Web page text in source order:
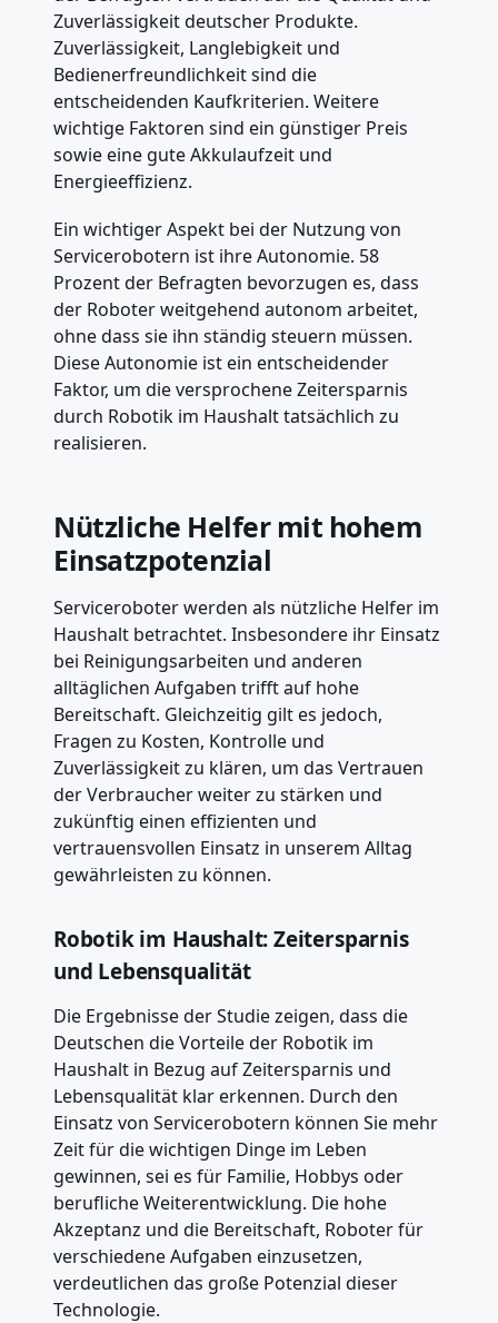
Zuverlässigkeit deutscher Produkte.
Zuverlässigkeit, Langlebigkeit und
Bedienerfreundlichkeit sind die
entscheidenden Kaufkriterien. Weitere
wichtige Faktoren sind ein günstiger Preis
sowie eine gute Akkulaufzeit und
Energieeffizienz.
Ein wichtiger Aspekt bei der Nutzung von
Servicerobotern ist ihre Autonomie. 58
Prozent der Befragten bevorzugen es, dass
der Roboter weitgehend autonom arbeitet,
ohne dass sie ihn ständig steuern müssen.
Diese Autonomie ist ein entscheidender
Faktor, um die versprochene Zeitersparnis
durch Robotik im Haushalt tatsächlich zu
realisieren.
Nützliche Helfer mit hohem
Einsatzpotenzial
Serviceroboter werden als nützliche Helfer im
Haushalt betrachtet. Insbesondere ihr Einsatz
bei Reinigungsarbeiten und anderen
alltäglichen Aufgaben trifft auf hohe
Bereitschaft. Gleichzeitig gilt es jedoch,
Fragen zu Kosten, Kontrolle und
Zuverlässigkeit zu klären, um das Vertrauen
der Verbraucher weiter zu stärken und
zukünftig einen effizienten und
vertrauensvollen Einsatz in unserem Alltag
gewährleisten zu können.
Robotik im Haushalt: Zeitersparnis
und Lebensqualität
Die Ergebnisse der Studie zeigen, dass die
Deutschen die Vorteile der Robotik im
Haushalt in Bezug auf Zeitersparnis und
Lebensqualität klar erkennen. Durch den
Einsatz von Servicerobotern können Sie mehr
Zeit für die wichtigen Dinge im Leben
gewinnen, sei es für Familie, Hobbys oder
berufliche Weiterentwicklung. Die hohe
Akzeptanz und die Bereitschaft, Roboter für
verschiedene Aufgaben einzusetzen,
verdeutlichen das große Potenzial dieser
Technologie.